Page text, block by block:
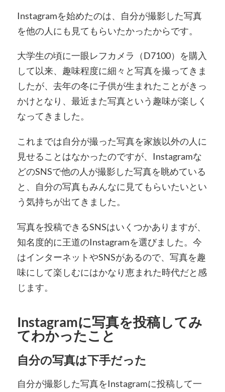
Instagramを始めたのは、自分が撮影した写真
を他の人にも見てもらいたかったからです。
大学生の頃に一眼レフカメラ（D7100）を購入
して以来、趣味程度に細々と写真を撮ってきま
したが、去年の冬に子供が生まれたことがきっ
かけとなり、最近また写真という趣味が楽しく
なってきました。
これまでは自分が撮った写真を家族以外の人に
見せることはなかったのですが、Instagramな
どのSNSで他の人が撮影した写真を眺めている
と、自分の写真もみんなに見てもらいたいとい
う気持ちが出てきました。
写真を投稿できるSNSはいくつかありますが、
知名度的に王道のInstagramを選びました。今
はインターネットやSNSがあるので、写真を趣
味にして楽しむにはかなり恵まれた時代だと感
じます。
Instagramに写真を投稿してみ
てわかったこと
自分の写真は下手だった
自分が撮影した写真をInstagramに投稿して一